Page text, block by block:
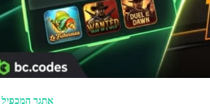
אתגר המכפיל